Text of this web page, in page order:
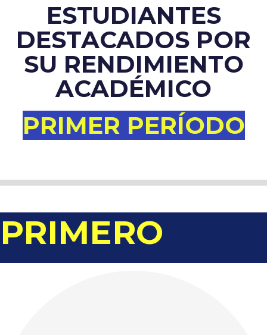
ESTUDIANTES
DESTACADOS POR
SU RENDIMIENTO
ACADÉMICO
PRIMER PERÍODO
PRIMERO